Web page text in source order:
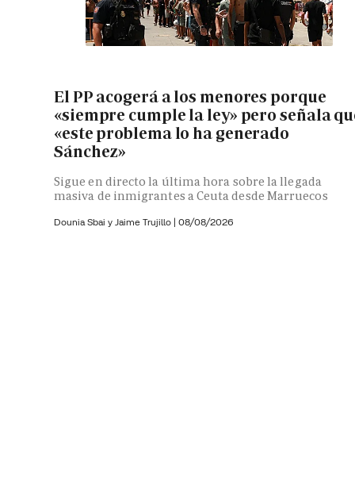
El PP acogerá a los menores porque
«siempre cumple la ley» pero señala
«este problema lo ha generado
Sánchez»
Sigue en directo la última hora sobre la llegada
masiva de inmigrantes a Ceuta desde Marruecos
Dounia Sbai y Jaime Trujillo | 08/08/2026